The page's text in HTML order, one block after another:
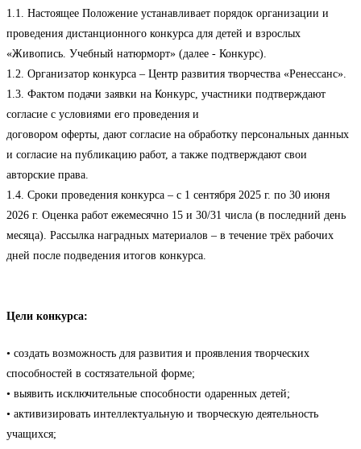
1.1. Настоящее Положение устанавливает порядок организации и
проведения дистанционного конкурса для детей и взрослых
«Живопись. Учебный натюрморт» (далее - Конкурс).
1.2. Организатор конкурса – Центр развития творчества «Ренессанс».
1.3. Фактом подачи заявки на Конкурс, участники подтверждают
согласие с условиями его проведения и
договором оферты, дают согласие на обработку персональных данных
и согласие на публикацию работ, а также подтверждают свои
авторские права.
1.4. Сроки проведения конкурса – с 1 сентября 2025 г. по 30 июня
2026 г. Оценка работ ежемесячно 15 и 30/31 числа (в последний день
месяца). Рассылка наградных материалов – в течение трёх рабочих
дней после подведения итогов конкурса.
Цели конкурса:
• создать возможность для развития и проявления творческих
способностей в состязательной форме;
• выявить исключительные способности одаренных детей;
• активизировать интеллектуальную и творческую деятельность
учащихся;